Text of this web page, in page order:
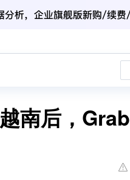
南后，Grab